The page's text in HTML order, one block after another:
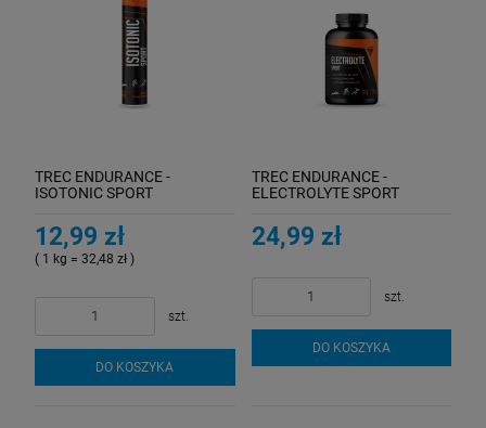
TREC ENDURANCE -
ISOTONIC SPORT
ORANGE
12,99 zł
( 1 kg = 32,48 zł )
szt.
DO KOSZYKA
TREC ENDURANCE -
ELECTROLYTE SPORT
24,99 zł
szt.
DO KOSZYKA